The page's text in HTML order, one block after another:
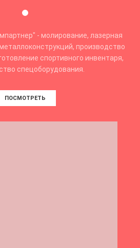
- молирование, лазерная
производство
спортивного инвентаря,
спецоборудования.
ПОСМОТРЕТЬ